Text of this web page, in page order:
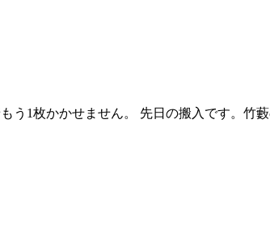
う1枚かかせません。 先日の搬入です。竹